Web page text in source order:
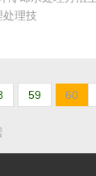
处理技
59 60